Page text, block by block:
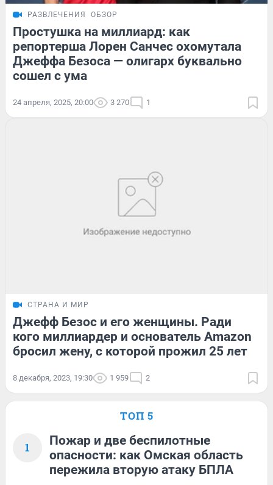
РАЗВЛЕЧЕНИЯ ОБЗОР
Простушка на миллиард: как
репортерша Лорен Санчес охомутала
Джеффа Безоса — олигарх буквально
сошел с ума
24 апреля, 2025, 20:00 3 270 1
СТРАНА И МИР
Джефф Безос и его женщины. Ради
кого миллиардер и основатель Amazon
бросил жену, с которой прожил 25 лет
8 декабря, 2023, 19:30 1 959 2
ТОП 5
1
Пожар и две беспилотные
опасности: как Омская область
пережила вторую атаку БПЛА